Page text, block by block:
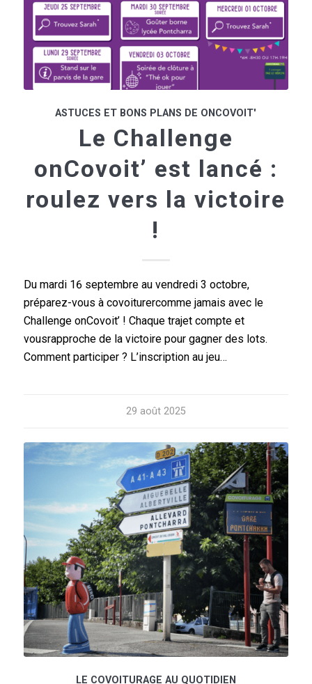
ASTUCES ET BONS PLANS DE ONCOVOIT'
Le Challenge
onCovoit’ est lancé :
roulez vers la victoire
!
Du mardi 16 septembre au vendredi 3 octobre,
préparez-vous à covoiturercomme jamais avec le
Challenge onCovoit’ ! Chaque trajet compte et
vousrapproche de la victoire pour gagner des lots.
Comment participer ? L’inscription au jeu…
29 août 2025
LE COVOITURAGE AU QUOTIDIEN